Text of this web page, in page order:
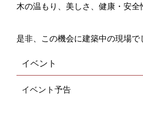
木の温もり、美しさ、健康・安全
是非、この機会に建築中の現場
イベント
イベント予告